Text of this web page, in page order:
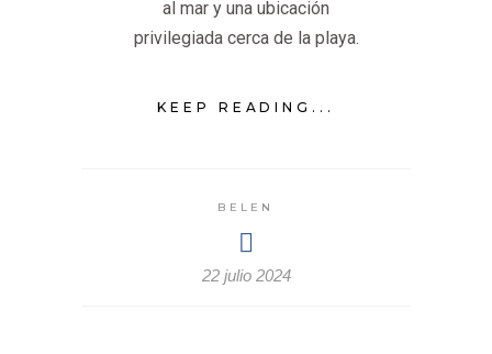
al mar y una ubicación
privilegiada cerca de la playa.
KEEP READING...
BELEN
22 julio 2024